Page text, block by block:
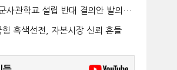
억 규모 ...
사관학교 설립 반대 결의안 발의…
원 "정치적 ...
힘 흑색선전, 자본시장 신뢰 흔들